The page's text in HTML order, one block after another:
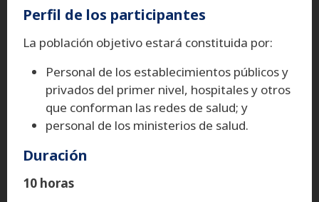
Perfil de los participantes
La población objetivo estará constituida por:
Personal de los establecimientos públicos y
privados del primer nivel, hospitales y otros
que conforman las redes de salud; y
personal de los ministerios de salud.
Duración
10 horas